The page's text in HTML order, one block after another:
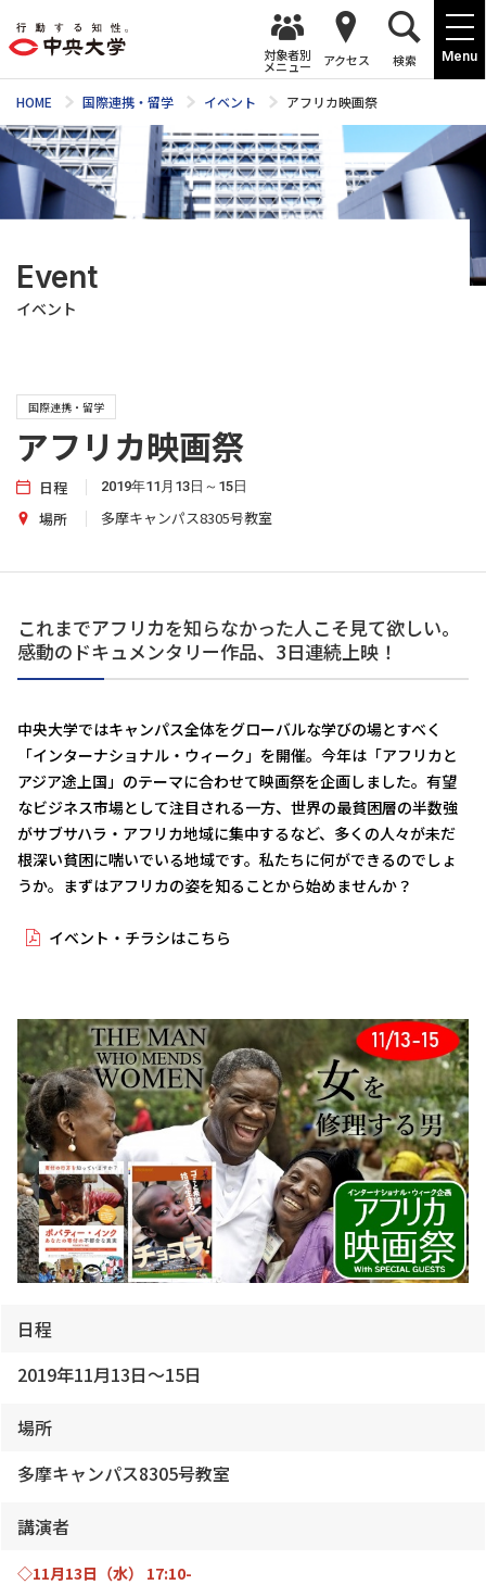
Menu
対象者別
メニュー アクセス 検索
HOME 国際連携・留学 イベント アフリカ映画祭
Event
イベント
国際連携・留学
アフリカ映画祭
日程 2019年11月13日～15日
場所 多摩キャンパス8305号教室
これまでアフリカを知らなかった人こそ見て欲しい。
感動のドキュメンタリー作品、3日連続上映！
中央大学ではキャンパス全体をグローバルな学びの場とすべく
「インターナショナル・ウィーク」を開催。今年は「アフリカと
アジア途上国」のテーマに合わせて映画祭を企画しました。有望
なビジネス市場として注目される一方、世界の最貧困層の半数強
がサブサハラ・アフリカ地域に集中するなど、多くの人々が未だ
根深い貧困に喘いでいる地域です。私たちに何ができるのでしょ
うか。まずはアフリカの姿を知ることから始めませんか？
イベント・チラシはこちら
日程
2019年11月13日～15日
場所
多摩キャンパス8305号教室
講演者
◇11月13日（水） 17:10-